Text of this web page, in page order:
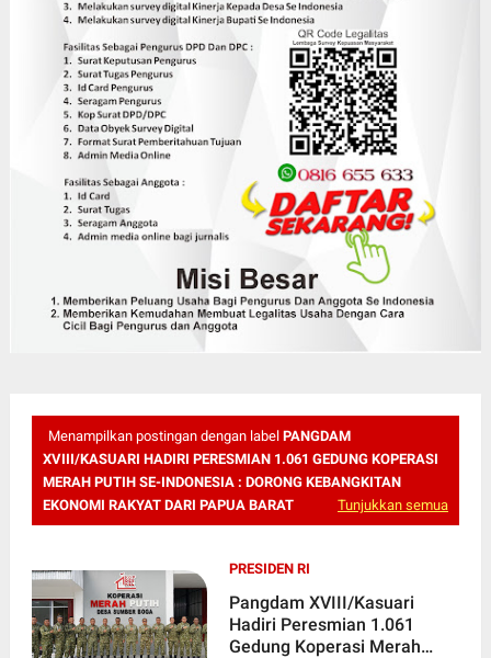
Menampilkan postingan dengan label PANGDAM
XVIII/KASUARI HADIRI PERESMIAN 1.061 GEDUNG KOPERASI
MERAH PUTIH SE-INDONESIA : DORONG KEBANGKITAN
EKONOMI RAKYAT DARI PAPUA BARAT
Tunjukkan semua
PRESIDEN RI
Pangdam XVIII/Kasuari
Hadiri Peresmian 1.061
Gedung Koperasi Merah